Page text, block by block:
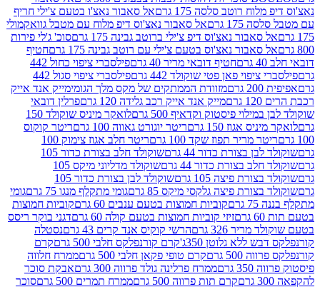
רוטב סלסה 175 גרם
אל סאבור נאצ'ו בטעם צ'ילי חריף
גרם
אל סאבור נאצ'וס דיפ מלוח עם מטבל גוואקמולי
נאצ'וס דיפ צ'ילי ברוטב גבינה 175 גרם
סוכ' ג'לי פירות
סאבור נאצ'וס בטעם צ'ילי עם רוטב גבינה 175 גרם
חטיף
חטיף דובאי מריר 40 גרם
פילסברי ציפוי כחול 442
פאן פטי שוקולד 442 גרם
פילסברי ציפוי סגול 442
מזוודת הממתקים של מקס מלך הגומימייק אנד אייק
מייק אנד אייק רכב גלידה 120 גרם
פרלין דובאי
פיסטוק וקדאיף 500 גרם
לואקר מיניס שוקולד 150
אגוז 150 גרם
ריטר יוגורט גאווה 100 גרם
ריטר קוקוס
מריר תפוז שקד 100 גרם
ריטר חלב אגוז צימוק 100
בצורת כדור 44 גרם
שוקולד חלב בצורת כדור 105
בצורת כדור 44 גרם
שוקולד מדליוני מיקס 105
פיצה 105 גרם
שוקולד לבן בצורת כדור 105
פיצה גלקסי מיקס 85 גרם
גומי מתקלף מנגו 75 גרם
גומי
קוביות חמוצות בטעם ענבים 60 גרם
קוביות חמוצות
זיזי קוביות חמוצות בטעם קולה 60 גרם
דגני בוקר ריסס
326 גרם
הרשי קוקיס אנד קרים 43 גרם
נסטלה
ללא גלוטן 350ג'
קרם קורנפלקס חלבי 500 גרם
קרם
500 גרם
קרם טופי פקאן חלבי 500 גרם
ממרח חלווה
גרם
ממרח פרלינה גולד פרווה 300 גרם
אבקת סוכר
קרם תות פרווה 500 גרם
ממרח תמרים 500 גרם
סוכר